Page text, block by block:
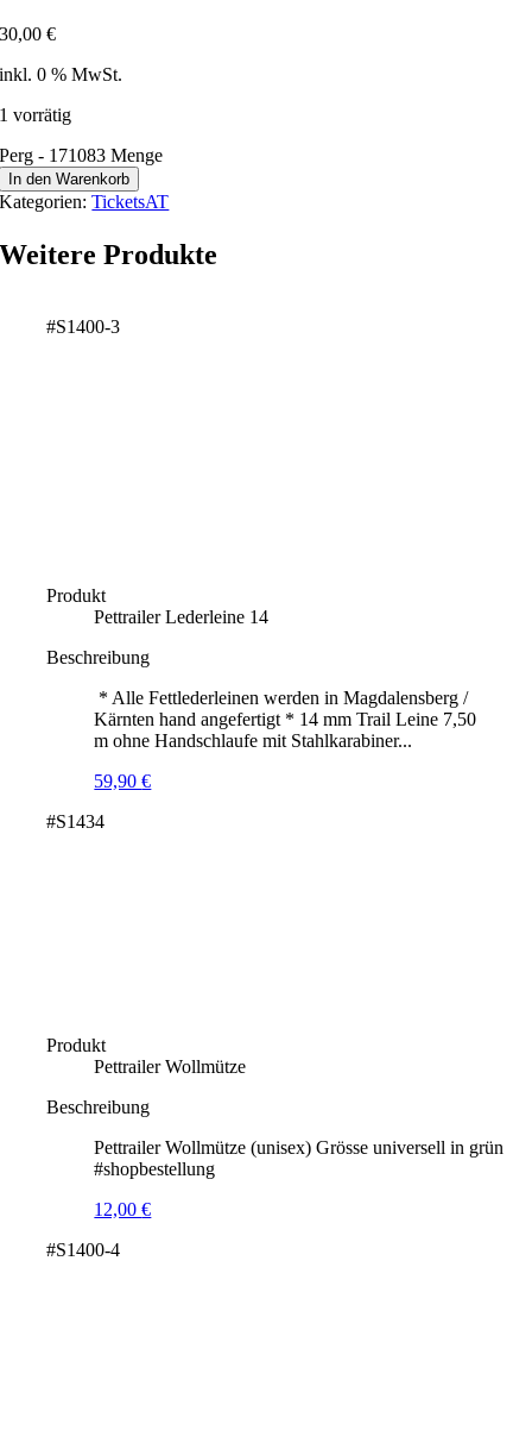
30,00€
inkl. 0 % MwSt.
1 vorrätig
Perg - 171083 Menge
In den Warenkorb
Kategorien:TicketsAT
Weitere Produkte
#S1400-3
Produkt
Pettrailer Lederleine 14
Beschreibung
* Alle Fettlederleinen werden in Magdalensberg /
Kärnten hand angefertigt * 14 mm Trail Leine 7,50
m ohne Handschlaufe mit Stahlkarabiner...
59,90€
#S1434
Produkt
Pettrailer Wollmütze
Beschreibung
Pettrailer Wollmütze (unisex) Grösse universell in grün
#shopbestellung
12,00€
#S1400-4